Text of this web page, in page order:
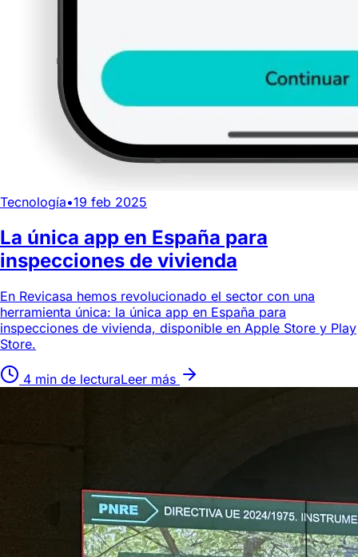
Tecnología•19 feb 2025
La única app en España para
inspecciones de vivienda
En Revicasa hemos revolucionado el sector con una
herramienta única: la única app en España para
inspecciones de vivienda, disponible en Apple Store y Play
Store.
4 min de lecturaLeer más